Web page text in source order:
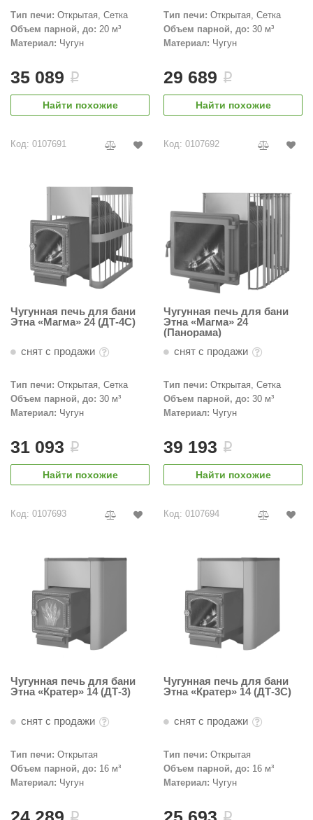
Тип печи: Открытая, Сетка
Объем парной, до: 20 м³
Материал: Чугун
35 089 i
Найти похожие
Тип печи: Открытая, Сетка
Объем парной, до: 30 м³
Материал: Чугун
29 689 i
Найти похожие
Код: 0107691
Чугунная печь для бани
Этна «Магма» 24 (ДТ-4С)
снят с продажи
Тип печи: Открытая, Сетка
Объем парной, до: 30 м³
Материал: Чугун
31 093 i
Найти похожие
Код: 0107692
Чугунная печь для бани
Этна «Магма» 24
(Панорама)
снят с продажи
Тип печи: Открытая, Сетка
Объем парной, до: 30 м³
Материал: Чугун
39 193 i
Найти похожие
Код: 0107693
Чугунная печь для бани
Этна «Кратер» 14 (ДТ-3)
снят с продажи
Тип печи: Открытая
Объем парной, до: 16 м³
Материал: Чугун
i
Код: 0107694
Чугунная печь для бани
Этна «Кратер» 14 (ДТ-3С)
снят с продажи
Тип печи: Открытая
Объем парной, до: 16 м³
Материал: Чугун
i